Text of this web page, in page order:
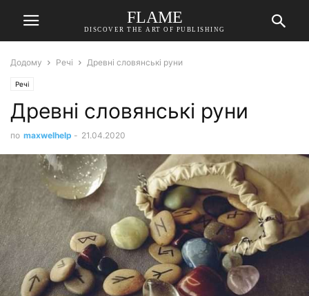
FLAME
DISCOVER THE ART OF PUBLISHING
Додому Речі Древні словянські руни
Речі
Древні словянські руни
по maxwelhelp - 21.04.2020